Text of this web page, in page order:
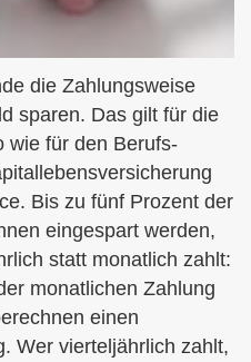
die Zahlungsweise
sparen. Das gilt für die
wie für den Berufs­
Bis zu fünf Prozent der
eingespart werden,
statt monatlich zahlt:
monatlichen Zahlung
einen
Wer vierteljährlich zahlt,